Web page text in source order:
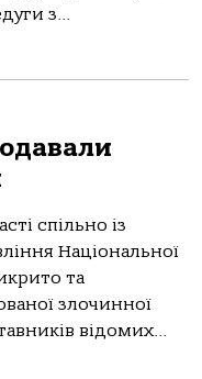
з...
спільно із
Національної
та
злочинної
відомих...